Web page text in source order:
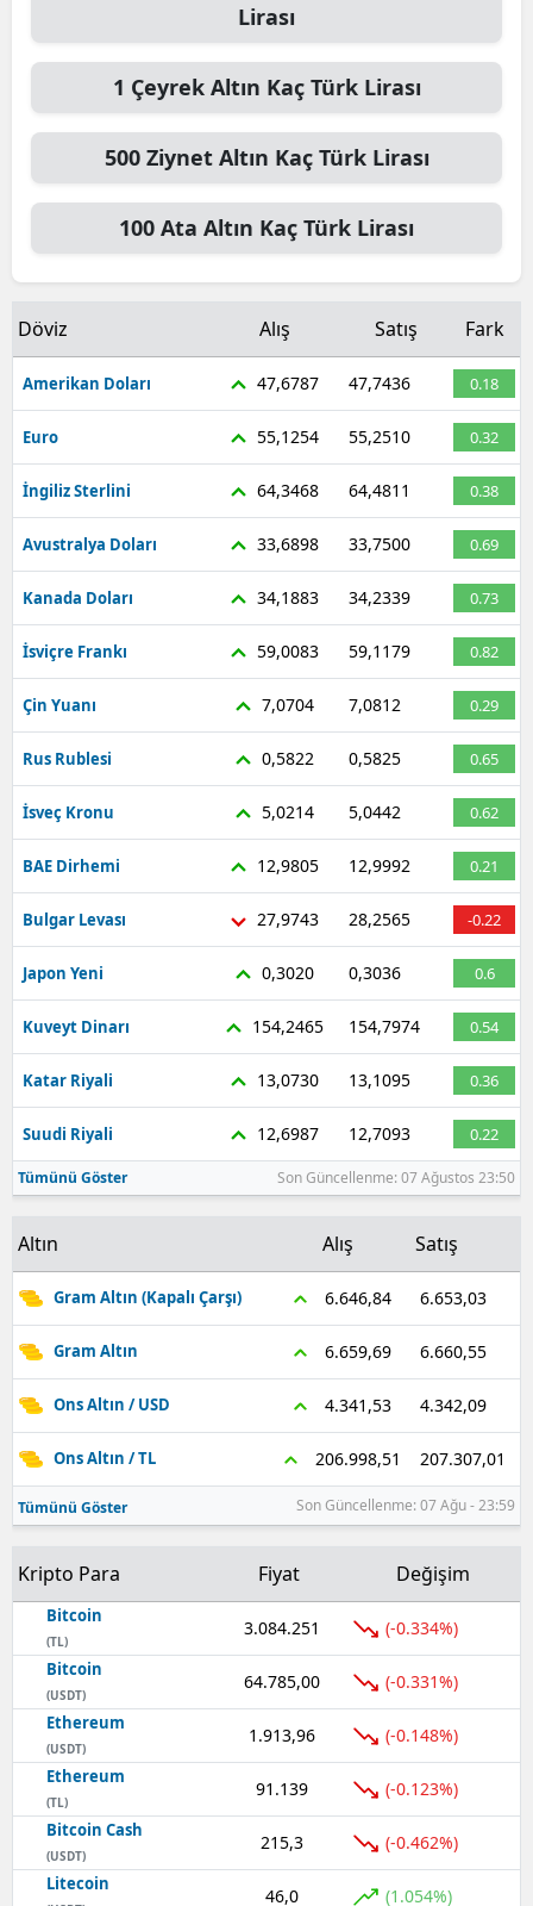
Lirası
1 Çeyrek Altın Kaç Türk Lirası
500 Ziynet Altın Kaç Türk Lirası
100 Ata Altın Kaç Türk Lirası
Döviz Alış Satış Fark
Amerikan Doları 47,6787 47,7436 0.18
Euro 55,1254 55,2510 0.32
İngiliz Sterlini 64,3468 64,4811 0.38
Avustralya Doları 33,6898 33,7500 0.69
Kanada Doları 34,1883 34,2339 0.73
İsviçre Frankı 59,0083 59,1179 0.82
Çin Yuanı 7,0704 7,0812 0.29
Rus Rublesi 0,5822 0,5825 0.65
İsveç Kronu 5,0214 5,0442 0.62
BAE Dirhemi 12,9805 12,9992 0.21
Bulgar Levası 27,9743 28,2565 -0.22
Japon Yeni 0,3020 0,3036 0.6
Kuveyt Dinarı 154,2465 154,7974 0.54
Katar Riyali 13,0730 13,1095 0.36
Suudi Riyali 12,6987 12,7093 0.22
Tümünü Göster Son Güncellenme: 07 Ağustos 23:50
Altın Alış Satış
Gram Altın (Kapalı Çarşı) 6.646,84 6.653,03
Gram Altın 6.659,69 6.660,55
Ons Altın / USD 4.341,53 4.342,09
Ons Altın / TL 206.998,51 207.307,01
Tümünü Göster Son Güncellenme: 07 Ağu - 23:59
Kripto Para Fiyat Değişim
Bitcoin
(TL)
3.084.251 (-0.334%)
Bitcoin
(USDT)
64.785,00 (-0.331%)
Ethereum
(USDT)
1.913,96 (-0.148%)
Ethereum
(TL)
91.139 (-0.123%)
Bitcoin Cash
(USDT)
215,3 (-0.462%)
Litecoin
46,0 (1.054%)